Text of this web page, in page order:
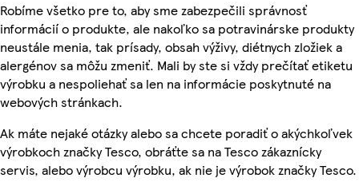
Robíme všetko pre to, aby sme zabezpečili správnosť
informácií o produkte, ale nakoľko sa potravinárske produkty
neustále menia, tak prísady, obsah výživy, diétnych zložiek a
alergénov sa môžu zmeniť. Mali by ste si vždy prečítať etiketu
výrobku a nespoliehať sa len na informácie poskytnuté na
webových stránkach.
Ak máte nejaké otázky alebo sa chcete poradiť o akýchkoľvek
výrobkoch značky Tesco, obráťte sa na Tesco zákaznícky
servis, alebo výrobcu výrobku, ak nie je výrobok značky Tesco.